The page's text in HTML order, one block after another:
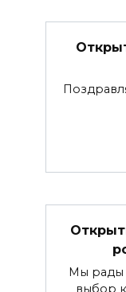
Мы рады
выбор